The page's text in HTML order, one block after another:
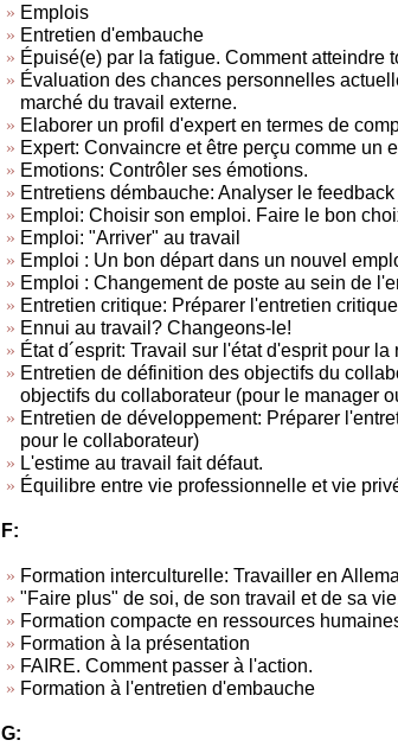
Emplois
Entretien d'embauche
Épuisé(e) par la fatigue. Comment atteindre
Évaluation des chances personnelles
marché du travail externe.
Elaborer un profil d'expert en termes de
Expert: Convaincre et être perçu comme un
Emotions: Contrôler ses émotions.
Entretiens démbauche: Analyser le
Emploi: Choisir son emploi. Faire le bon
Emploi: "Arriver" au travail
Emploi : Un bon départ dans un nouvel
Emploi : Changement de poste au sein de
Entretien critique: Préparer l'entretien
Ennui au travail? Changeons-le!
État d´esprit: Travail sur l'état d'esprit pour
Entretien de définition des objectifs du
objectifs du collaborateur (pour le manager
Entretien de développement: Préparer
pour le collaborateur)
L'estime au travail fait défaut.
Équilibre entre vie professionnelle et vie
F:
Formation interculturelle: Travailler en
"Faire plus" de soi, de son travail et de sa
Formation compacte en ressources
Formation à la présentation
FAIRE. Comment passer à l'action.
Formation à l'entretien d'embauche
G: